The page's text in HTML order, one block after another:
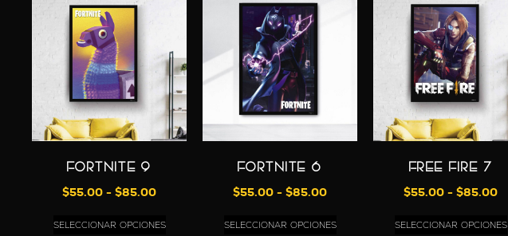
FORTNITE 9
$55.00 - $85.00
SELECCIONAR OPCIONES
FORTNITE 6
$55.00 - $85.00
SELECCIONAR OPCIONES
FREE FIRE 7
$55.00 - $85.00
SELECCIONAR OPCIONES